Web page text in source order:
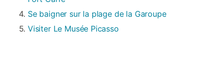
Se baigner sur la plage de la Garoupe
Visiter Le Musée Picasso